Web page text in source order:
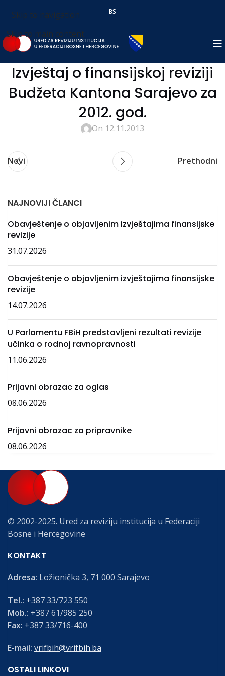
Skip to navigation
Skip to main content
BS
Izvještaj o finansijskoj reviziji
Budžeta Kantona Sarajevo za
2012. god.
On 12.11.2013
Novi Prethodni
NAJNOVIJI ČLANCI
Obavještenje o objavljenim izvještajima finansijske
revizije
31.07.2026
Obavještenje o objavljenim izvještajima finansijske
revizije
14.07.2026
U Parlamentu FBiH predstavljeni rezultati revizije
učinka o rodnoj ravnopravnosti
11.06.2026
Prijavni obrazac za oglas
08.06.2026
Prijavni obrazac za pripravnike
08.06.2026
© 2002-2025. Ured za reviziju institucija u Federaciji
Bosne i Hercegovine
KONTAKT
Adresa: Ložionička 3, 71 000 Sarajevo
Tel.: +387 33/723 550
Mob.: +387 61/985 250
Fax: +387 33/716-400
E-mail: vrifbih@vrifbih.ba
OSTALI LINKOVI